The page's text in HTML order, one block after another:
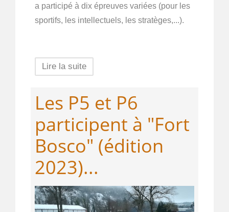
a participé à dix épreuves variées (pour les
sportifs, les intellectuels, les stratèges,...).
Lire la suite
Les P5 et P6
participent à "Fort
Bosco" (édition
2023)...